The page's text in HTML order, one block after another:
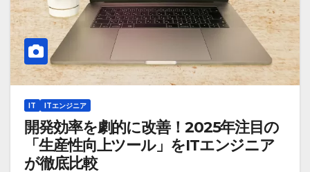
IT ITエンジニア
開発効率を劇的に改善！2025年注目の
「生産性向上ツール」をITエンジニア
が徹底比較